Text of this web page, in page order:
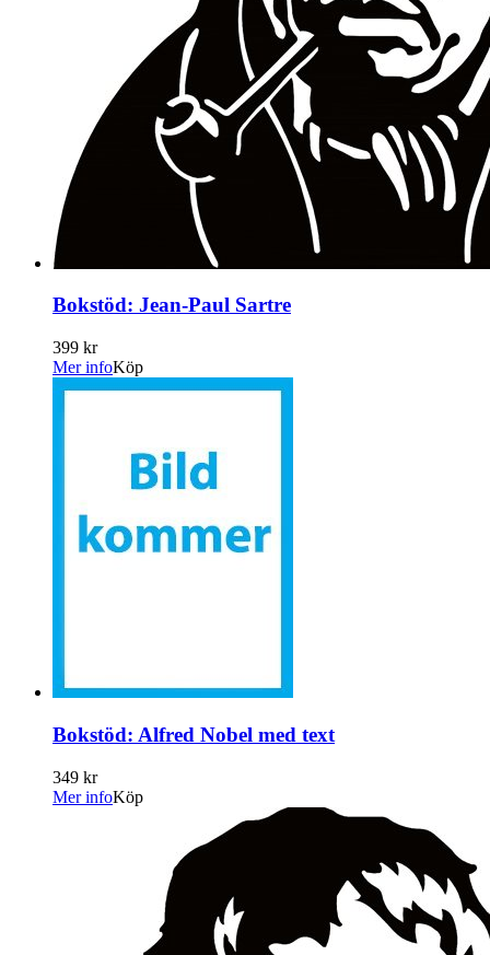
Bokstöd: Jean-Paul Sartre
399 kr
Mer infoKöp
Bokstöd: Alfred Nobel med text
349 kr
Mer infoKöp